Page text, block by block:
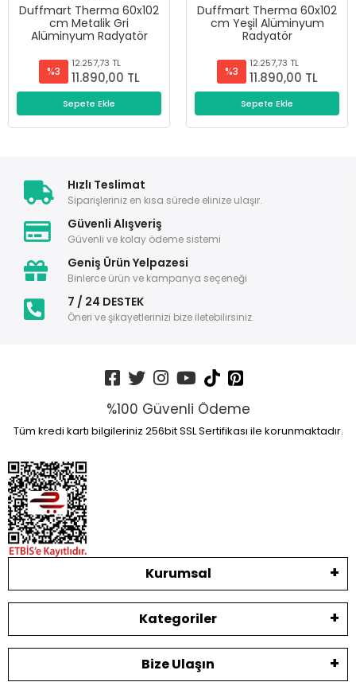
Duffmart Therma 60x102
cm Metalik Gri
Alüminyum Radyatör
%3
12.257,73 TL
11.890,00 TL
Sepete Ekle
Duffmart Therma 60x102
cm Yeşil Alüminyum
Radyatör
%3
12.257,73 TL
11.890,00 TL
Sepete Ekle
Hızlı Teslimat
Siparişleriniz en kısa sürede elinize ulaşır.
Güvenli Alışveriş
Güvenli ve kolay ödeme sistemi
Geniş Ürün Yelpazesi
Binlerce ürün ve kampanya seçeneği
7 / 24 DESTEK
Öneri ve şikayetlerinizi bize iletebilirsiniz.
%100 Güvenli Ödeme
Tüm kredi kartı bilgileriniz 256bit SSL Sertifikası ile korunmaktadır.
Kurumsal
Kategoriler
Bize Ulaşın